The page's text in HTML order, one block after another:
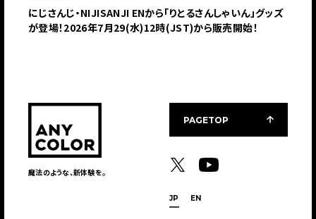
にじさんじ・NIJISANJI ENから「りとるさんしゃいん」グッズ
が登場！2026年7月29(水)12時(JST)から販売開始！
魔法のような、新体験を。
JP EN
PAGETOP